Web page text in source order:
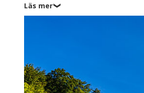
med kastanjealléer, gröna
glittrande blå sjöar –
på upptäcktsfärd på badorter
Jasmund som sedan 2011
sträcker sig 117 imponerande
Året runt finns det många
utflykt, vilket du också kan göra
Läs mer❯